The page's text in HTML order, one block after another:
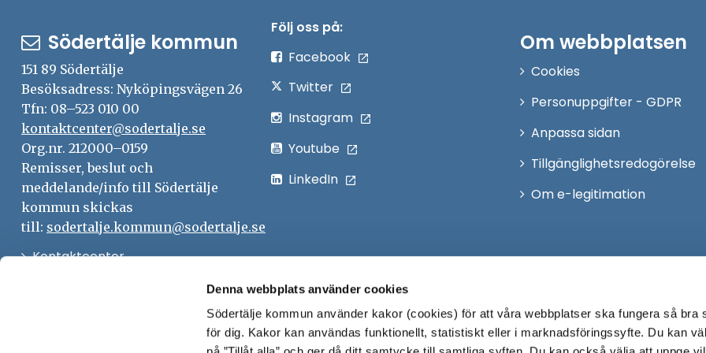
Denna webbplats använder cookies
Södertälje kommun använder kakor (cookies) för att våra webbplatser ska fungera så bra
för dig. Kakor kan användas funktionellt, statistiskt eller i marknadsföringssyfte. Du kan
Södertälje kommun
151 89 Södertälje
Besöksadress: Nyköpingsvägen 26
Tfn: 08–523 010 00
kontaktcenter@sodertalje.se
Org.nr. 212000–0159
Remisser, beslut och
meddelande/info till Södertälje
kommun skickas
till: sodertalje.kommun@sodertalje.se
KontaktcenterÖppna
Följ oss på:
Facebook
Twitter
Instagram
Youtube
LinkedIn
Om webbplatsen
Cookies
Personuppgifter - GDPR
Anpassa sidan
Tillgänglighetsredogörelse
Om e-legitimation